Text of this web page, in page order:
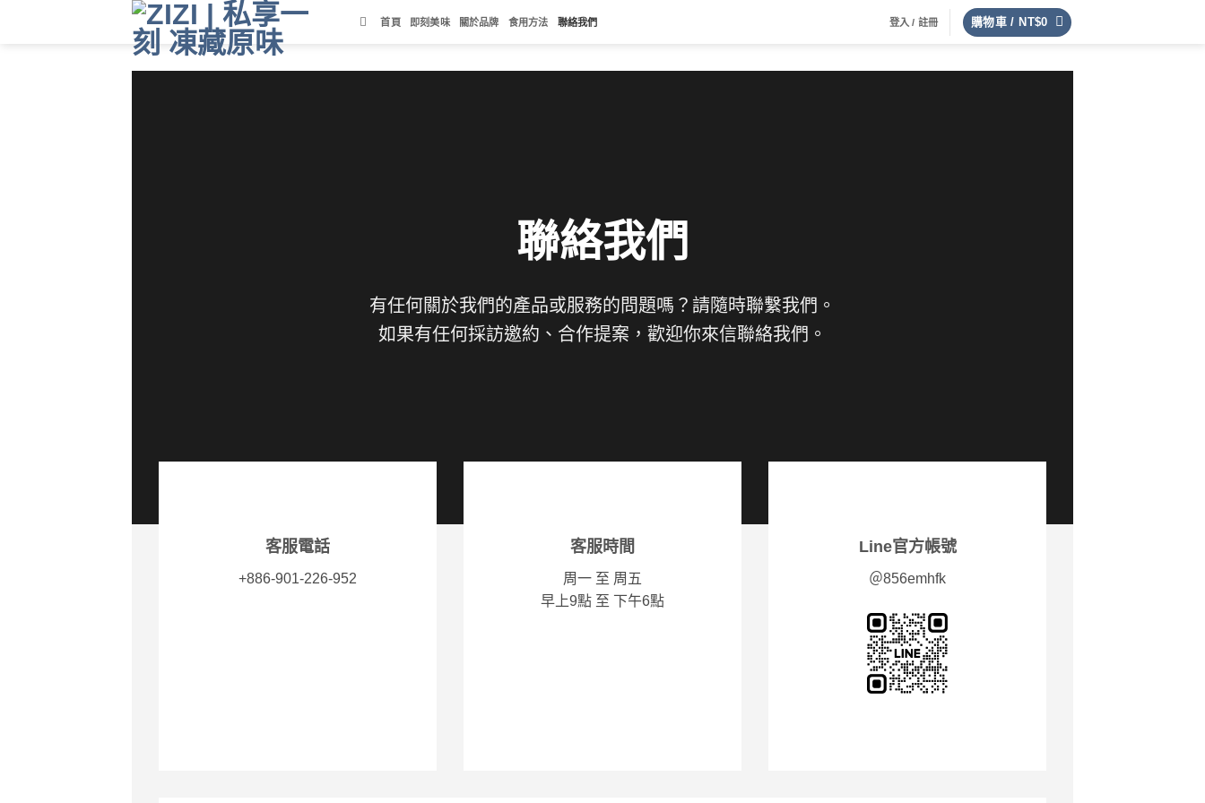
首頁 即刻美味 關於品牌 食用方法 聯絡我們 登入 / 註冊 購物車 / NT$0
聯絡我們
有任何關於我們的產品或服務的問題嗎？請隨時聯繫我們。
如果有任何採訪邀約、合作提案，歡迎你來信聯絡我們。
客服電話
+886-901-226-952
客服時間
周一 至 周五
早上9點 至 下午6點
Line官方帳號
＠856emhfk